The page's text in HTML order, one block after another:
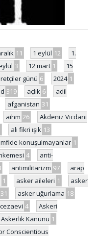
11 1 eylül 12
1.
3 12 mart 1
15
günü 6 2024 1
319 açlık 6
adil
afganistan 31
aihm 26
Akdeniz Vicdani
ali fikri ışık 13
konuşulmayanlar 1
4
anti-
antimilitarizm 97
arap
1 asker aileleri 1
asker
31 asker uğurlama 18
4
Askeri
Askerlik Kanunu 1
Conscientious